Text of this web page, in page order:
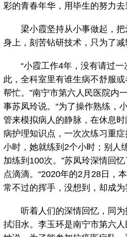
彩的青春年华，用毕生的努力
梁小霞坚持从小事做起，把
身上，刻苦钻研技术，只为了减
“小霞工作4年，没有请过一
此，全科室里有谁生病不舒服
帮忙。”南宁市第六人民医院内
事苏凤玲说。“为了操作熟练，
管来模拟病人的静脉，在休息
病护理知识点，一次次练习重
小时，她就练到2个小时；别人
加练到100次。”苏凤玲深情回
点滴滴。“2020年的2月28日，
常不过的挥手，没想到，却成为
听着人们的深情回忆，同为
拭泪水。李玉环是南宁市第六人